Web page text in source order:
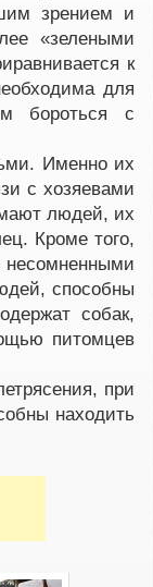
зрением и
«зелеными
к
для
бороться с
Именно их
с хозяевами
людей, их
Кроме того,
способны
собак,
питомцев
при
находить